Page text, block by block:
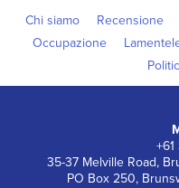
Chi siamo Recensione
Occupazione
35-37 Melville Road,
PO Box 250,